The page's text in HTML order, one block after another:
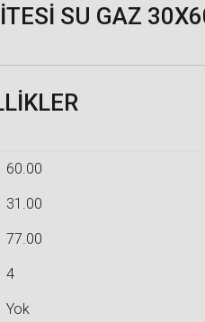
SU GAZ
60.00
31.00
77.00
4
Yok